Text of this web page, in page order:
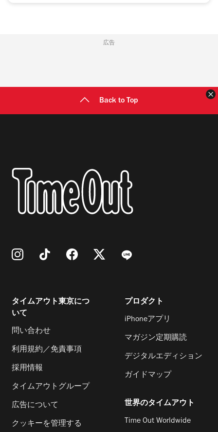
広告
Back to Top
タイムアウト東京につ
いて
問い合わせ
利用規約／免責事項
採用情報
タイムアウトグループ
広告について
クッキーを管理する
プロダクト
iPhoneアプリ
マガジン定期購読
デジタルエディション
ガイドマップ
世界のタイムアウト
Time Out Worldwide